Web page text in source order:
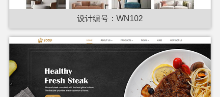
设计编号：WN102